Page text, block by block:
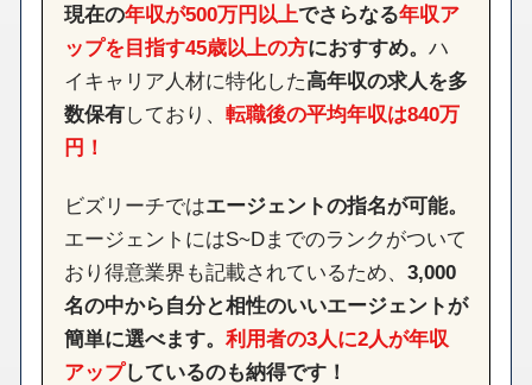
現在の年収が500万円以上でさらなる年収ア
ップを目指す45歳以上の方におすすめ。 ハ
イキャリア人材に特化した高年収の求人を多
数保有しており、 転職後の平均年収は840万
円！
ビズリーチではエージェントの指名が可能。
エージェントにはS~Dまでのランクがついて
おり得意業界も記載されているため、 3,000
名の中から自分と相性のいいエージェントが
簡単に選べます。 利用者の3人に2人が年収
アップしているのも納得です！